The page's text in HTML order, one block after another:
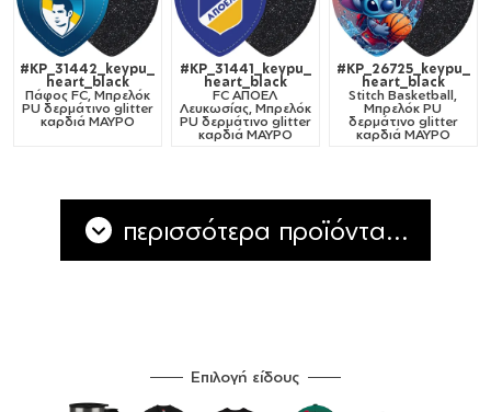
#KP_31442_keypu_
heart_black
Πάφος FC, Μπρελόκ
PU δερμάτινο glitter
καρδιά ΜΑΥΡΟ
#KP_31441_keypu_
heart_black
FC ΑΠΟΕΛ
Λευκωσίας, Μπρελόκ
PU δερμάτινο glitter
καρδιά ΜΑΥΡΟ
#KP_26725_keypu_
heart_black
Stitch Basketball,
Μπρελόκ PU
δερμάτινο glitter
καρδιά ΜΑΥΡΟ
περισσότερα προϊόντα...
Επιλογή είδους